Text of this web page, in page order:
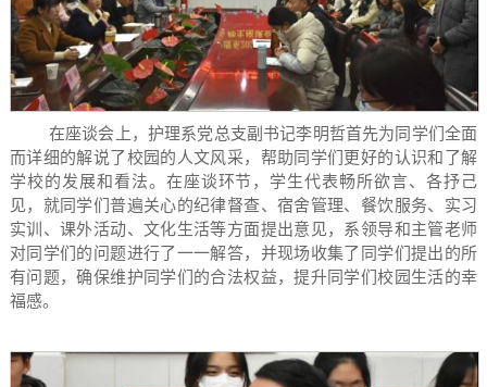
在座谈会上，护理系党总支副书记李明哲首先为同学们全面
而详细的解说了校园的人文风采，帮助同学们更好的认识和了解
学校的发展和看法。在座谈环节，学生代表畅所欲言、各抒己
见，就同学们普遍关心的纪律督查、宿舍管理、餐饮服务、实习
实训、课外活动、文化生活等方面提出意见，系领导和主管老师
对同学们的问题进行了一一解答，并现场收集了同学们提出的所
有问题，确保维护同学们的合法权益，提升同学们校园生活的幸
福感。